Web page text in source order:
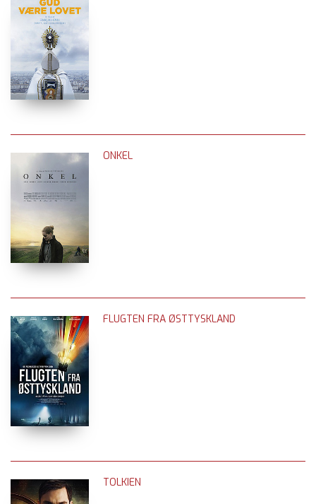
ONKEL
FLUGTEN FRA ØSTTYSKLAND
TOLKIEN